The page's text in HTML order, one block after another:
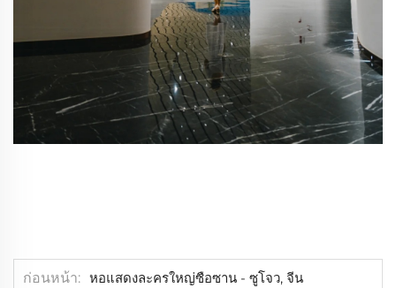
ก่อนหน้า หอแสดงละครใหญ่ซือซาน - ซูโจว, จีน